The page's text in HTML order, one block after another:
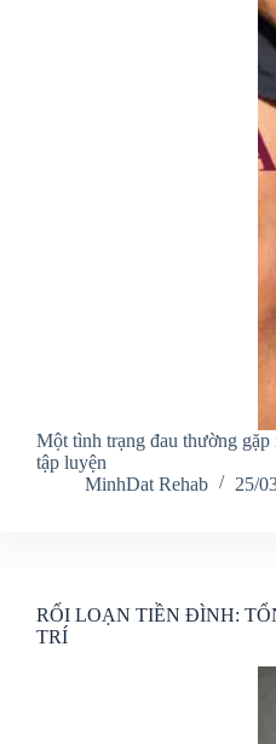
Một tình trạng đau thường gặp
tập luyện
MinhDat Rehab
25/
RỐI LOẠN TIỀN ĐÌNH:
TRÍ